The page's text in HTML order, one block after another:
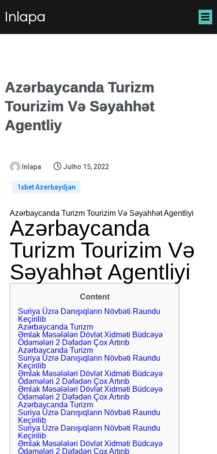
Inlapa
Azərbaycanda Turizm
Tourizim Və Səyahhət
Agentliy
Inlapa Julho 15, 2022
1xbet Azerbaydjan
Azərbaycanda Turizm Tourizim Və Səyahhət Agentliyi
Azərbaycanda
Turizm Tourizim Və
Səyahhət Agentliyi
Content
Suriya Üzrə Danışıqların Növbəti Raundu
Keçirilib
Azərbaycanda Turizm
Əmlak Məsələləri Dövlət Xidməti Büdcəyə
Ödəmələri 2 Dəfədən Çox Artırıb
Azərbaycanda Turizm
Suriya Üzrə Danışıqların Növbəti Raundu
Keçirilib
Əmlak Məsələləri Dövlət Xidməti Büdcəyə
Ödəmələri 2 Dəfədən Çox Artırıb
Əmlak Məsələləri Dövlət Xidməti Büdcəyə
Ödəmələri 2 Dəfədən Çox Artırıb
Azərbaycanda Turizm
Suriya Üzrə Danışıqların Növbəti Raundu
Keçirilib
Suriya Üzrə Danışıqların Növbəti Raundu
Keçirilib
Əmlak Məsələləri Dövlət Xidməti Büdcəyə
Ödəmələri 2 Dəfədən Çox Artırıb